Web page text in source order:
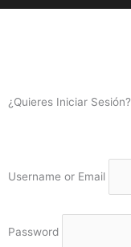
¿Quieres Iniciar Sesión?
Username or Email
Password